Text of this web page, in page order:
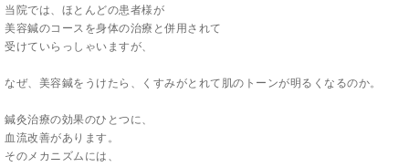
当院では、ほとんどの患者様が
美容鍼のコースを身体の治療と併用されて
受けていらっしゃいますが、
なぜ、美容鍼をうけたら、くすみがとれて肌のトーンが明るくなるのか。
鍼灸治療の効果のひとつに、
血流改善があります。
そのメカニズムには、